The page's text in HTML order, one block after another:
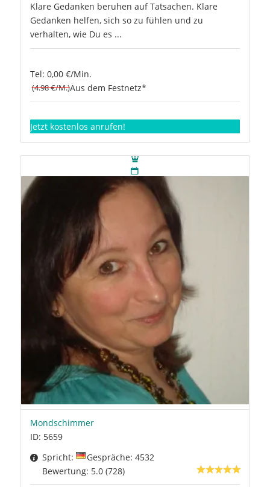
Klare Gedanken beruhen auf Tatsachen. Klare
Gedanken helfen, sich so zu fühlen und zu
verhalten, wie Du es ...
Tel: 0,00 €/Min.
(4.98 €/M.)Aus dem Festnetz*
Jetzt kostenlos anrufen!
Mondschimmer
ID: 5659
Spricht:
Gespräche: 4532
Bewertung: 5.0 (728)